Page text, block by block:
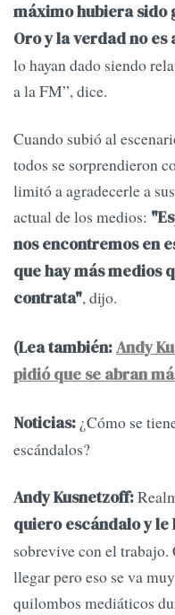
máximo hubiera sido
Oro y la verdad no es
lo hayan dado siendo
a la FM”, dice.
Cuando subió al
todos se sorprendieron
limitó a agradecerle a
actual de los medios:
nos encontremos en
que hay más medios
contrata", dijo.
(Lea también:Andy
pidió que se abran
Noticias: ¿Cómo se
escándalos?
Andy Kusnetzoff:
quiero escándalo y le
sobrevive con el
llegar pero eso se va
quilombos mediáticos